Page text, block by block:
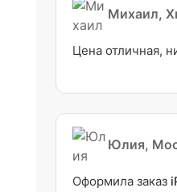
Михаил,
Цена отличная,
Юлия,
Оформила заказ